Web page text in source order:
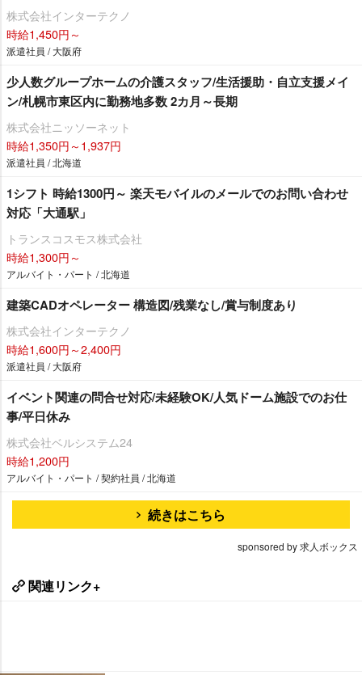
株式会社インターテクノ
時給1,450円～
派遣社員 / 大阪府
少人数グループホームの介護スタッフ/生活援助・自立支援メイ
ン/札幌市東区内に勤務地多数 2カ月～長期
株式会社ニッソーネット
時給1,350円～1,937円
派遣社員 / 北海道
1シフト 時給1300円～ 楽天モバイルのメールでのお問い合わせ
対応「大通駅」
トランスコスモス株式会社
時給1,300円～
アルバイト・パート / 北海道
建築CADオペレーター 構造図/残業なし/賞与制度あり
株式会社インターテクノ
時給1,600円～2,400円
派遣社員 / 大阪府
イベント関連の問合せ対応/未経験OK/人気ドーム施設でのお仕
事/平日休み
株式会社ベルシステム24
時給1,200円
アルバイト・パート / 契約社員 / 北海道
続きはこちら
sponsored by 求人ボックス
関連リンク+